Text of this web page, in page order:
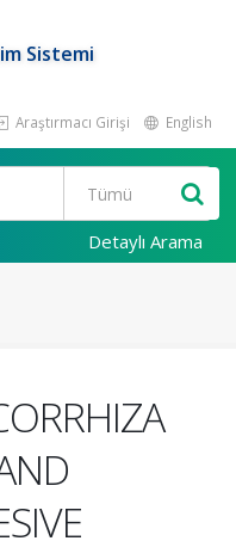
Sistemi
Araştırmacı Girişi English
Detaylı Arama